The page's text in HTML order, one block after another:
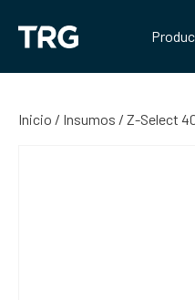
contenido
Inicio / Insumos / Z-Select